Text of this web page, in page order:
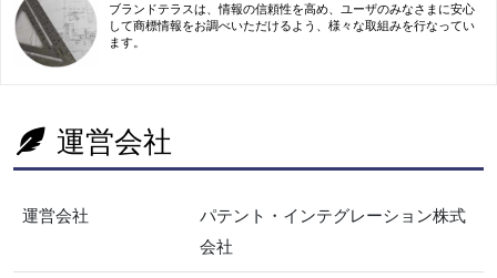
ブランドテラスは、情報の信頼性を高め、ユーザのみなさまに安心
して商標情報をお調べいただけるよう、様々な取組みを行なってい
ます。
運営会社
運営会社
パテント・インテグレーション株式
会社